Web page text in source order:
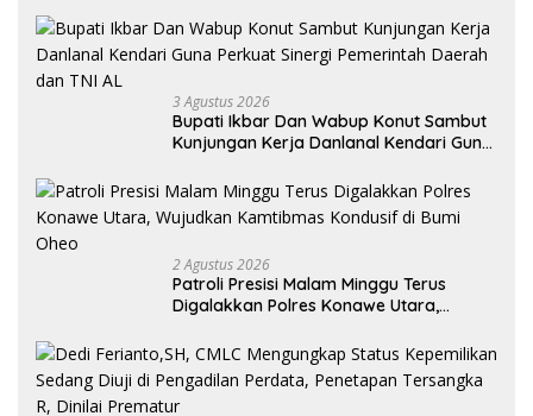
Tingkat Nasional Pada Pemilihan NONA
Indonesia
3 Agustus 2026
Bupati Ikbar Dan Wabup Konut Sambut
Kunjungan Kerja Danlanal Kendari Guna
TNI AL
2 Agustus 2026
Patroli Presisi Malam Minggu Terus
Digalakkan Polres Konawe Utara,
Oheo